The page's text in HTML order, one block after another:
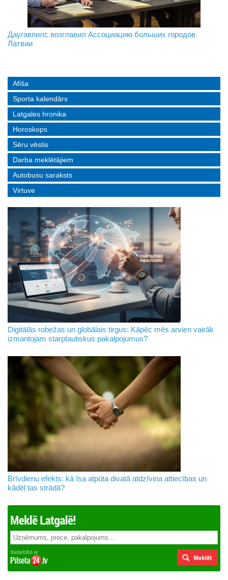
На границе с Беларусью ждут усиления
Даугавпилс возглавил Ассоциацию больших городов
Латвии
Инвалидность — не приговор: «Mediastrims» расскажет
реальные истории людей с ограниченными возможностями
Afiša
Sporta kalendārs
Latgales hronika
Horoskops
Sēru vēstis
Darba meklētājiem
Autobusu saraksts
Virtuve
Digitālās robežas un globālais tirgus: Kāpēc mēs arvien vairāk
izmantojam starptautiskus pakalpojumus?
Brīvdienu efekts: kā īsa atpūta divatā atdzīvina attiecības un
kādēļ tas strādā?